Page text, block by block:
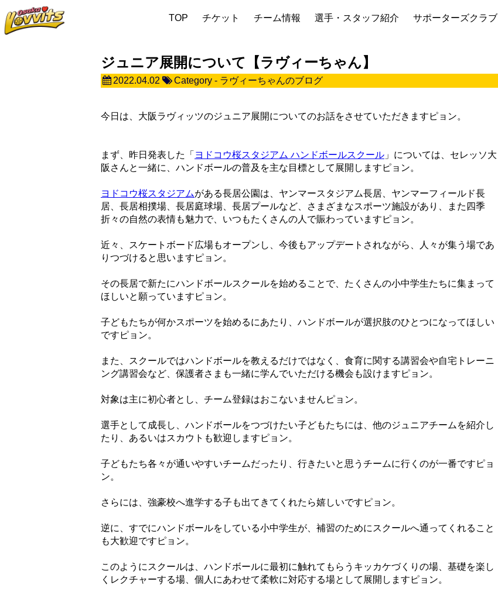
TOP チケット チーム情報 選手・スタッフ紹介 サポーターズクラブ
ジュニア展開について【ラヴィーちゃん】
2022.04.02 Category - ラヴィーちゃんのブログ
今日は、大阪ラヴィッツのジュニア展開についてのお話をさせていただきますピョン。
まず、昨日発表した「 ヨドコウ桜スタジアム ハンドボールスクール 」については、セレッソ大
阪さんと一緒に、ハンドボールの普及を主な目標として展開しますピョン。
ヨドコウ桜スタジアムがある長居公園は、ヤンマースタジアム長居、ヤンマーフィールド長
居、長居相撲場、長居庭球場、長居プールなど、さまざまなスポーツ施設があり、また四季
折々の自然の表情も魅力で、いつもたくさんの人で賑わっていますピョン。
近々、スケートボード広場もオープンし、今後もアップデートされながら、人々が集う場であ
りつづけると思いますピョン。
その長居で新たにハンドボールスクールを始めることで、たくさんの小中学生たちに集まって
ほしいと願っていますピョン。
子どもたちが何かスポーツを始めるにあたり、ハンドボールが選択肢のひとつになってほしい
ですピョン。
また、スクールではハンドボールを教えるだけではなく、食育に関する講習会や自宅トレーニ
ング講習会など、保護者さまも一緒に学んでいただける機会も設けますピョン。
対象は主に初心者とし、チーム登録はおこないませんピョン。
選手として成長し、ハンドボールをつづけたい子どもたちには、他のジュニアチームを紹介し
たり、あるいはスカウトも歓迎しますピョン。
子どもたち各々が通いやすいチームだったり、行きたいと思うチームに行くのが一番ですピョ
ン。
さらには、強豪校へ進学する子も出てきてくれたら嬉しいですピョン。
逆に、すでにハンドボールをしている小中学生が、補習のためにスクールへ通ってくれること
も大歓迎ですピョン。
このようにスクールは、ハンドボールに最初に触れてもらうキッカケづくりの場、基礎を楽し
くレクチャーする場、個人にあわせて柔軟に対応する場として展開しますピョン。